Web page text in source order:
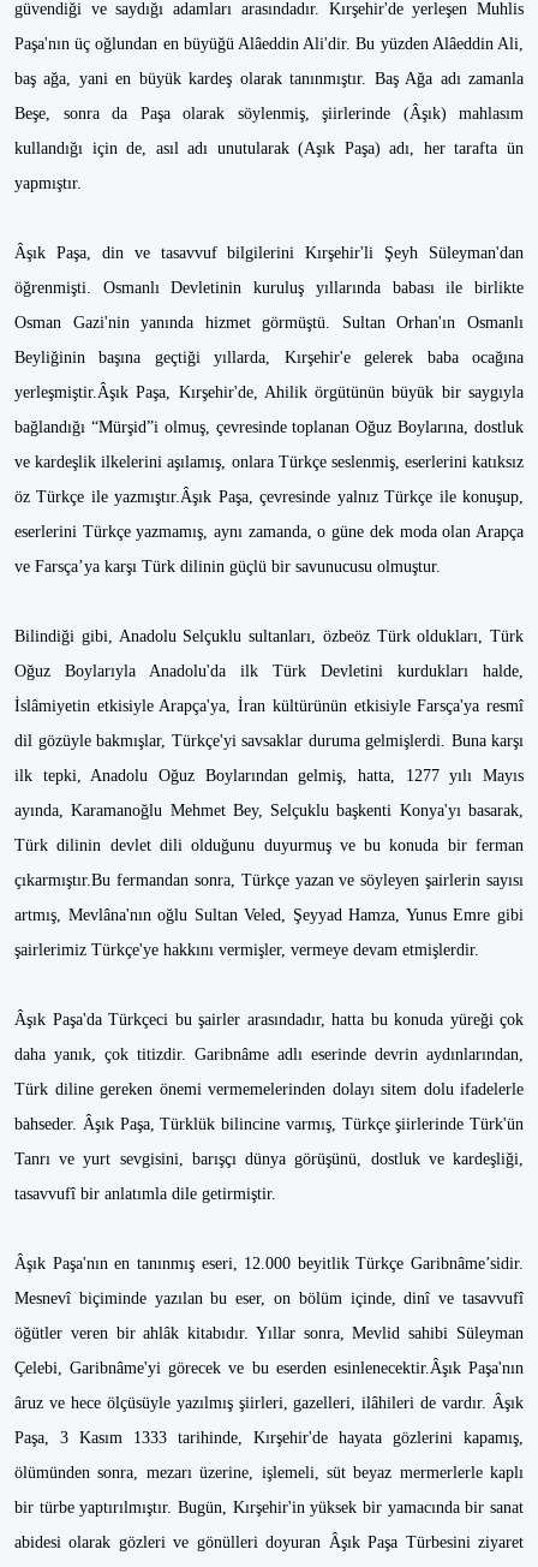
güvendiği ve saydığı adamları arasındadır. Kırşehir'de yerleşen Muhlis
Paşa'nın üç oğlundan en büyüğü Alâeddin Ali'dir. Bu yüzden Alâeddin Ali,
baş ağa, yani en büyük kardeş olarak tanınmıştır. Baş Ağa adı zamanla
Beşe, sonra da Paşa olarak söylenmiş, şiirlerinde (Âşık) mahlasım
kullandığı için de, asıl adı unutularak (Aşık Paşa) adı, her tarafta ün
yapmıştır.
Âşık Paşa, din ve tasavvuf bilgilerini Kırşehir'li Şeyh Süleyman'dan
öğrenmişti. Osmanlı Devletinin kuruluş yıllarında babası ile birlikte
Osman Gazi'nin yanında hizmet görmüştü. Sultan Orhan'ın Osmanlı
Beyliğinin başına geçtiği yıllarda, Kırşehir'e gelerek baba ocağına
yerleşmiştir.Âşık Paşa, Kırşehir'de, Ahilik örgütünün büyük bir saygıyla
bağlandığı “Mürşid”i olmuş, çevresinde toplanan Oğuz Boylarına, dostluk
ve kardeşlik ilkelerini aşılamış, onlara Türkçe seslenmiş, eserlerini katıksız
öz Türkçe ile yazmıştır.Âşık Paşa, çevresinde yalnız Türkçe ile konuşup,
eserlerini Türkçe yazmamış, aynı zamanda, o güne dek moda olan Arapça
ve Farsça’ya karşı Türk dilinin güçlü bir savunucusu olmuştur.
Bilindiği gibi, Anadolu Selçuklu sultanları, özbeöz Türk oldukları, Türk
Oğuz Boylarıyla Anadolu'da ilk Türk Devletini kurdukları halde,
İslâmiyetin etkisiyle Arapça'ya, İran kültürünün etkisiyle Farsça'ya resmî
dil gözüyle bakmışlar, Türkçe'yi savsaklar duruma gelmişlerdi. Buna karşı
ilk tepki, Anadolu Oğuz Boylarından gelmiş, hatta, 1277 yılı Mayıs
ayında, Karamanoğlu Mehmet Bey, Selçuklu başkenti Konya'yı basarak,
Türk dilinin devlet dili olduğunu duyurmuş ve bu konuda bir ferman
çıkarmıştır.Bu fermandan sonra, Türkçe yazan ve söyleyen şairlerin sayısı
artmış, Mevlâna'nın oğlu Sultan Veled, Şeyyad Hamza, Yunus Emre gibi
şairlerimiz Türkçe'ye hakkını vermişler, vermeye devam etmişlerdir.
Âşık Paşa'da Türkçeci bu şairler arasındadır, hatta bu konuda yüreği çok
daha yanık, çok titizdir. Garibnâme adlı eserinde devrin aydınlarından,
Türk diline gereken önemi vermemelerinden dolayı sitem dolu ifadelerle
bahseder. Âşık Paşa, Türklük bilincine varmış, Türkçe şiirlerinde Türk'ün
Tanrı ve yurt sevgisini, barışçı dünya görüşünü, dostluk ve kardeşliği,
tasavvufî bir anlatımla dile getirmiştir.
Âşık Paşa'nın en tanınmış eseri, 12.000 beyitlik Türkçe Garibnâme’sidir.
Mesnevî biçiminde yazılan bu eser, on bölüm içinde, dinî ve tasavvufî
öğütler veren bir ahlâk kitabıdır. Yıllar sonra, Mevlid sahibi Süleyman
Çelebi, Garibnâme'yi görecek ve bu eserden esinlenecektir.Âşık Paşa'nın
âruz ve hece ölçüsüyle yazılmış şiirleri, gazelleri, ilâhileri de vardır. Âşık
Paşa, 3 Kasım 1333 tarihinde, Kırşehir'de hayata gözlerini kapamış,
ölümünden sonra, mezarı üzerine, işlemeli, süt beyaz mermerlerle kaplı
bir türbe yaptırılmıştır. Bugün, Kırşehir'in yüksek bir yamacında bir sanat
abidesi olarak gözleri ve gönülleri doyuran Âşık Paşa Türbesini ziyaret